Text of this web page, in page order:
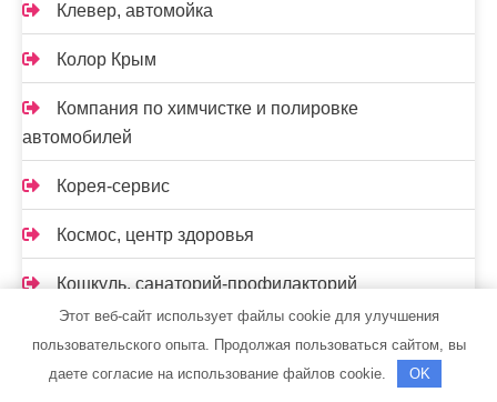
Клевер, автомойка
Колор Крым
Компания по химчистке и полировке
автомобилей
Корея-сервис
Космос, центр здоровья
Кошкуль, санаторий-профилакторий
Леруа Мерлен
Этот веб-сайт использует файлы cookie для улучшения
пользовательского опыта. Продолжая пользоваться сайтом, вы
даете согласие на использование файлов cookie.
OK